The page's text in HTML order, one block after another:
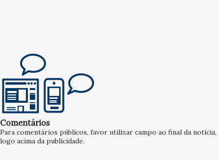
Comentários
Para comentários públicos, favor utilizar campo ao final da notícia,
logo acima da publicidade.